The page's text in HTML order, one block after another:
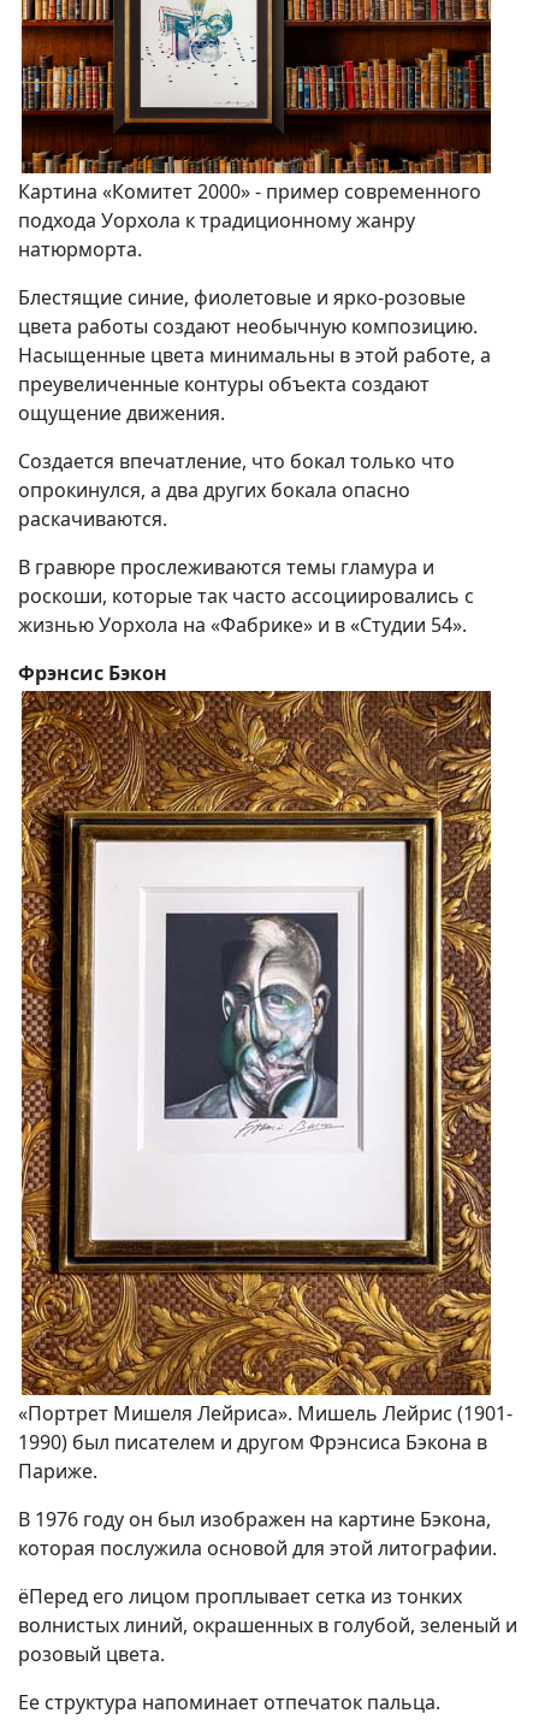
Картина «Комитет 2000» - пример современного
подхода Уорхола к традиционному жанру
натюрморта.
Блестящие синие, фиолетовые и ярко-розовые
цвета работы создают необычную композицию.
Насыщенные цвета минимальны в этой работе, а
преувеличенные контуры объекта создают
ощущение движения.
Создается впечатление, что бокал только что
опрокинулся, а два других бокала опасно
раскачиваются.
В гравюре прослеживаются темы гламура и
роскоши, которые так часто ассоциировались с
жизнью Уорхола на «Фабрике» и в «Студии 54».
Фрэнсис Бэкон
«Портрет Мишеля Лейриса». Мишель Лейрис (1901-
1990) был писателем и другом Фрэнсиса Бэкона в
Париже.
В 1976 году он был изображен на картине Бэкона,
которая послужила основой для этой литографии.
ёПеред его лицом проплывает сетка из тонких
волнистых линий, окрашенных в голубой, зеленый и
розовый цвета.
Ее структура напоминает отпечаток пальца.